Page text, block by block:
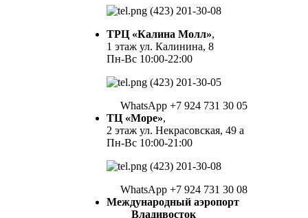
(423) 201-30-08
ТРЦ «Калина Молл»,
1 этаж ул. Калинина, 8
Пн-Вс 10:00-22:00
(423) 201-30-05
WhatsApp +7 924 731 30 05
ТЦ «Море»,
2 этаж ул. Некрасовская, 49 а
Пн-Вс 10:00-21:00
(423) 201-30-08
WhatsApp +7 924 731 30 08
Международный аэропорт
Владивосток